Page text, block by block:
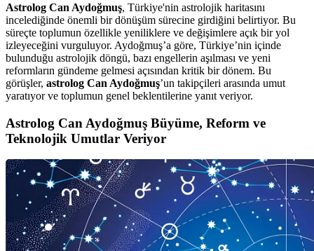
Astrolog Can Aydoğmuş, Türkiye'nin astrolojik haritasını
incelediğinde önemli bir dönüşüm sürecine girdiğini belirtiyor. Bu
süreçte toplumun özellikle yeniliklere ve değişimlere açık bir yol
izleyeceğini vurguluyor. Aydoğmuş’a göre, Türkiye’nin içinde
bulunduğu astrolojik döngü, bazı engellerin aşılması ve yeni
reformların gündeme gelmesi açısından kritik bir dönem. Bu
görüşler, astrolog Can Aydoğmuş’un takipçileri arasında umut
yaratıyor ve toplumun genel beklentilerine yanıt veriyor.
Astrolog Can Aydoğmuş Büyüme, Reform ve
Teknolojik Umutlar Veriyor